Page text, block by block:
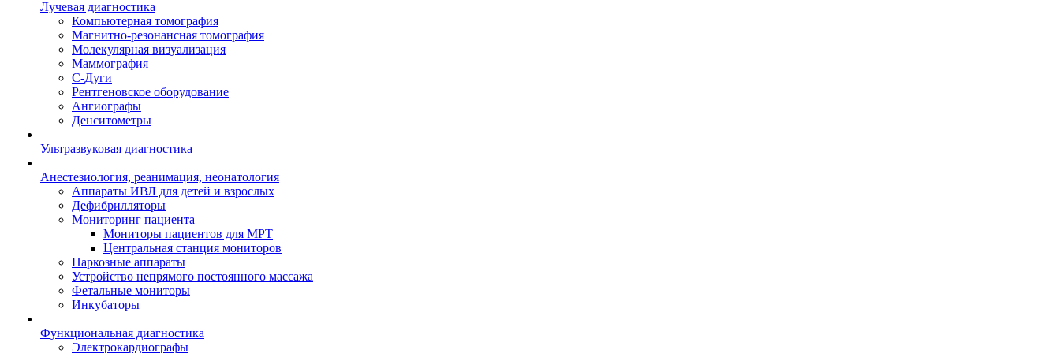
Лучевая диагностика
Компьютерная томография
Магнитно-резонансная томография
Молекулярная визуализация
Маммография
С-Дуги
Рентгеновское оборудование
Ангиографы
Денситометры
Ультразвуковая диагностика
Анестезиология, реанимация, неонатология
Аппараты ИВЛ для детей и взрослых
Дефибрилляторы
Мониторинг пациента
Мониторы пациентов для МРТ
Центральная станция мониторов
Наркозные аппараты
Устройство непрямого постоянного массажа
Фетальные мониторы
Инкубаторы
Функциональная диагностика
Электрокардиографы